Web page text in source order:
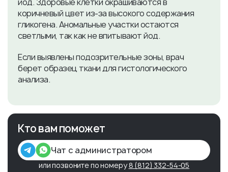
коричневый цвет из-за высокого содержания
гликогена. Аномальные участки остаются
светлыми, так как не впитывают йод.
Если выявлены подозрительные зоны, врач
берет образец ткани для гистологического
анализа.
Кто вам поможет
Чат с администратором
или позвоните по номеру 8 (812) 332-54-05